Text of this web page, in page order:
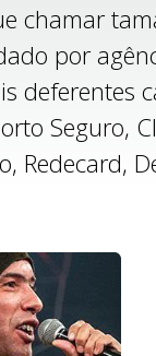
chamar
por
deferentes
Seguro,
Redecard,